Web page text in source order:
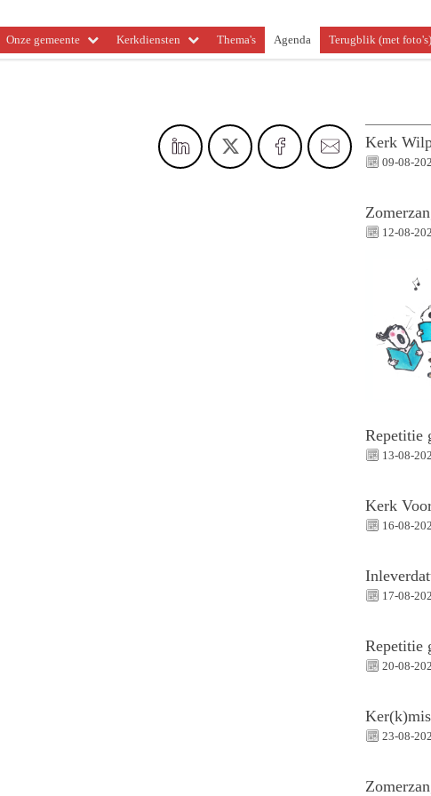
Onze gemeente Kerkdiensten Thema's Agenda Terugblik (met foto's)
Kerk
09-08-
12-08-
Repetitie
13-08-
Kerk
16-08-
17-08-
Repetitie
20-08-
23-08-